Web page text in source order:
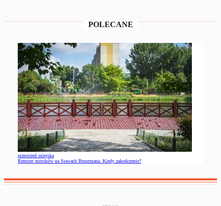
POLECANE
przestrzeń miejska
Remont mostków na Stawach Brustmana. Kiedy zakończenie?